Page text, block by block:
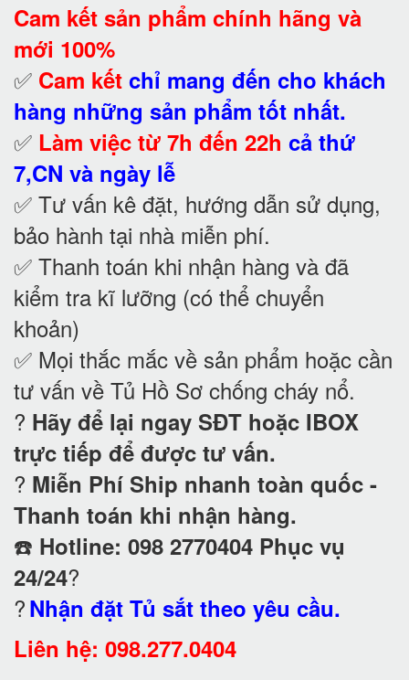
Cam kết sản phẩm chính hãng và
mới 100%
✅ Cam kết chỉ mang đến cho khách
hàng những sản phẩm tốt nhất.
✅ Làm việc từ 7h đến 22h cả thứ
7,CN và ngày lễ
✅ Tư vấn kê đặt, hướng dẫn sử dụng,
bảo hành tại nhà miễn phí.
✅ Thanh toán khi nhận hàng và đã
kiểm tra kĩ lưỡng (có thể chuyển
khoản)
✅ Mọi thắc mắc về sản phẩm hoặc cần
tư vấn về Tủ Hồ Sơ chống cháy nổ.
? Hãy để lại ngay SĐT hoặc IBOX
trực tiếp để được tư vấn.
? Miễn Phí Ship nhanh toàn quốc -
Thanh toán khi nhận hàng.
☎️ Hotline: 098 2770404 Phục vụ
24/24?
?Nhận đặt Tủ sắt theo yêu cầu.
Liên hệ: 098.277.0404